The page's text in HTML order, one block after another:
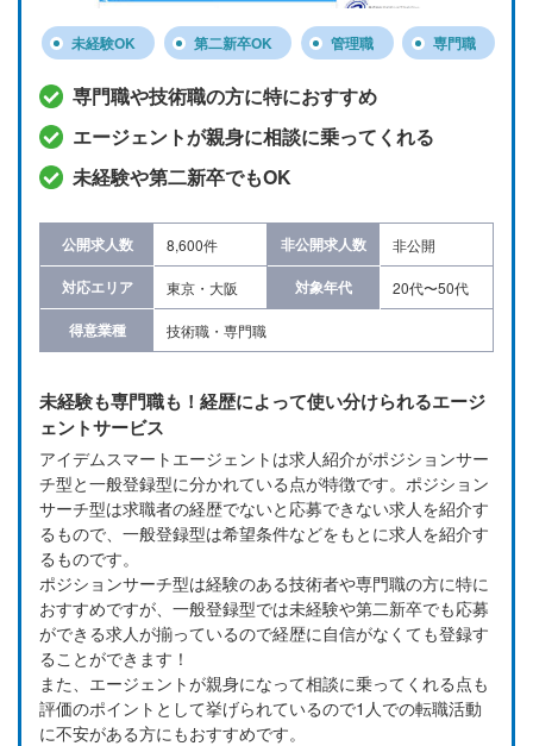
未経験OK 第二新卒OK 管理職 専門職
専門職や技術職の方に特におすすめ
エージェントが親身に相談に乗ってくれる
未経験や第二新卒でもOK
公開求人数 8,600件 非公開求人数 非公開
対応エリア 東京・大阪 対象年代 20代〜50代
得意業種 技術職・専門職
未経験も専門職も！経歴によって使い分けられるエージ
ェントサービス
アイデムスマートエージェントは求人紹介がポジションサー
チ型と一般登録型に分かれている点が特徴です。ポジション
サーチ型は求職者の経歴でないと応募できない求人を紹介す
るもので、一般登録型は希望条件などをもとに求人を紹介す
るものです。
ポジションサーチ型は経験のある技術者や専門職の方に特に
おすすめですが、一般登録型では未経験や第二新卒でも応募
ができる求人が揃っているので経歴に自信がなくても登録す
ることができます！
また、エージェントが親身になって相談に乗ってくれる点も
評価のポイントとして挙げられているので1人での転職活動
に不安がある方にもおすすめです。